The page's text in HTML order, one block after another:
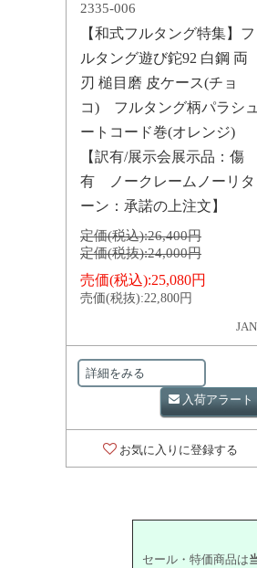
2335-006
【和式フルタング特集】フ
ルタング遊び鉈92 白鋼 両
刃 槌目磨 皮ケース(チョ
コ) フルタング柄パラシ
ートコード巻(オレンジ)
【訳有/展示会展示品：傷
有 ノークレームノーリタ
ーン：承諾の上注文】
定価(税込):26,400円
定価(税抜):24,000円
売価(税込):25,080円
売価(税抜):22,800円
詳細をみる
入荷アラート
お気に入りに登録する
セール・特価商品は